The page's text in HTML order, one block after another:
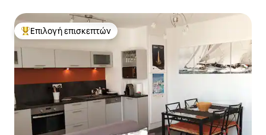
Κορυφαία επιλογή επισκεπτών
Επιλογή επισκεπτών